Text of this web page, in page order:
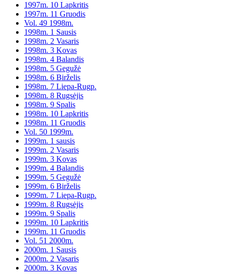
1997m. 10 Lapkritis
1997m. 11 Gruodis
Vol. 49 1998m.
1998m. 1 Sausis
1998m. 2 Vasaris
1998m. 3 Kovas
1998m. 4 Balandis
1998m. 5 Gegužė
1998m. 6 Birželis
1998m. 7 Liepa-Rugp.
1998m. 8 Rugsėjis
1998m. 9 Spalis
1998m. 10 Lapkritis
1998m. 11 Gruodis
Vol. 50 1999m.
1999m. 1 sausis
1999m. 2 Vasaris
1999m. 3 Kovas
1999m. 4 Balandis
1999m. 5 Gegužė
1999m. 6 Birželis
1999m. 7 Liepa-Rugp.
1999m. 8 Rugsėjis
1999m. 9 Spalis
1999m. 10 Lapkritis
1999m. 11 Gruodis
Vol. 51 2000m.
2000m. 1 Sausis
2000m. 2 Vasaris
2000m. 3 Kovas